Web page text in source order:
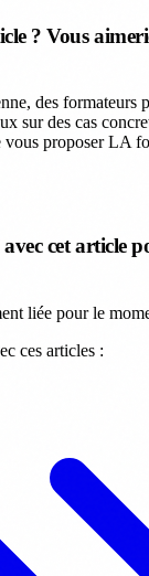
? Vous
des formateurs
sur des cas
vous proposer LA
cet article
liée pour le
ces articles :